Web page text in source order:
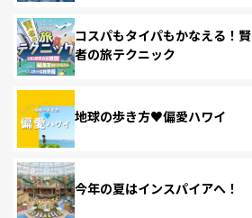
コスパもタイパもかなえる！賢
者の旅テクニック
地球の歩き方♥偏愛ハワイ
今年の夏はインスパイアへ！